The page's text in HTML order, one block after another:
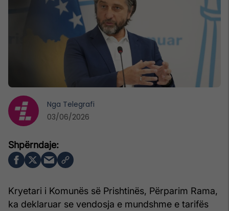
Kryetari i Komunës së Prishtinës, Përparim Rama,
ka deklaruar se vendosja e mundshme e tarifës
Nga Telegrafi
03/06/2026